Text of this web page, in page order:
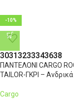
-10%
30313233343638
ΠΑΝΤΕΛΟΝΙ CARGO
TAILOR-ΓΚΡΙ – Ανδρικά
Cargo